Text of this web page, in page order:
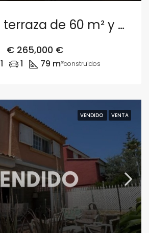
Ático con terraza de 60 m² y garaje en Valencia
€265,000 €
1 1 79 m²construidos
VENDIDO VENTA